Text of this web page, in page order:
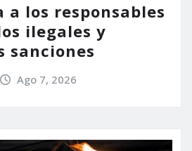
a los responsables
ilegales y
sanciones
Ago 7, 2026